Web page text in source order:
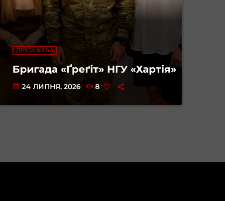
ДРУГА КАВА
Бригада «Ґреґіт» НГУ «Хартія»
today 24 ЛИПНЯ, 2026 8